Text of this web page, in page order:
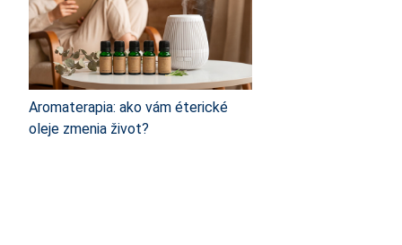
Aromaterapia: ako vám éterické
oleje zmenia život?